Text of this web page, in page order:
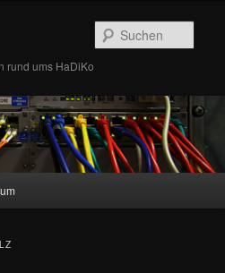
rund ums HaDiKo